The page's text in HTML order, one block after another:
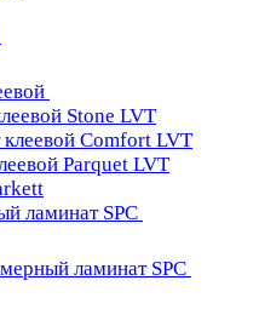
Stone LVT
Comfort LVT
Parquet LVT
ламинат SPC
ламинат SPC